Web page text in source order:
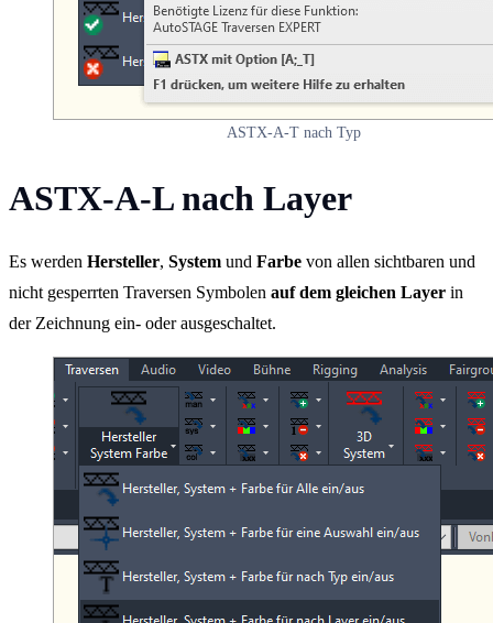
ASTX-A-T nach Typ
ASTX-A-L nach Layer
Es werden Hersteller, System und Farbe von allen sichtbaren und
nicht gesperrten Traversen Symbolen auf dem gleichen Layer in
der Zeichnung ein- oder ausgeschaltet.